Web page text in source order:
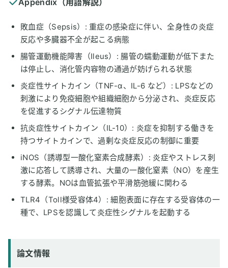
Appendix（用語解説）
敗血症（Sepsis）: 重症の感染症に伴い、全身性の炎症
反応や多臓器不全が起こる病態
腸管運動機能障害（Ileus）: 腸管の蠕動運動が低下また
は停止し、消化管内容物の通過が妨げられる状態
炎症性サイトカイン（TNF-α、IL-6 など）: LPSなどの
刺激により免疫細胞や組織細胞から分泌され、炎症反応
を促進するシグナル伝達物質
抗炎症性サイトカイン（IL-10）: 炎症を抑制する働きを
持つサイトカインで、過剰な炎症反応の制御に重要
iNOS（誘導型一酸化窒素合成酵素）: 炎症やストレス刺
激に応答して誘導され、大量の一酸化窒素（NO）を産生
する酵素。NOは血管拡張や平滑筋弛緩に関わる
TLR4（Toll様受容体4）: 細胞表面に存在する受容体の一
種で、LPSを認識して炎症性シグナルを起動する
論文情報